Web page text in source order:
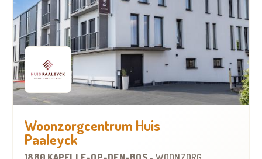
Woonzorgcentrum Huis
Paaleyck